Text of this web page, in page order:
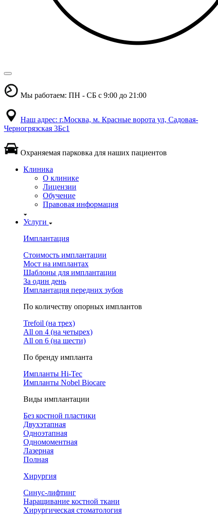
Мы работаем: ПН - СБ с 9:00 до 21:00
Наш адрес: г.Москва, м. Красные ворота ул, Садовая-
Черногрязская 3Бс1
Охраняемая парковка для наших пациентов
Клиника
О клинике
Лицензии
Обучение
Правовая информация
Услуги
Имплантация
Стоимость имплантации
Мост на имплантах
Шаблоны для имплантации
За один день
Имплантация передних зубов
По количеству опорных имплантов
Trefoil (на трех)
All on 4 (на четырех)
All on 6 (на шести)
По бренду импланта
Импланты Hi-Tec
Импланты Nobel Biocare
Виды имплантации
Без костной пластики
Двухэтапная
Одноэтапная
Одномоментная
Лазерная
Полная
Хирургия
Синус-лифтинг
Наращивание костной ткани
Хирургическая стоматология